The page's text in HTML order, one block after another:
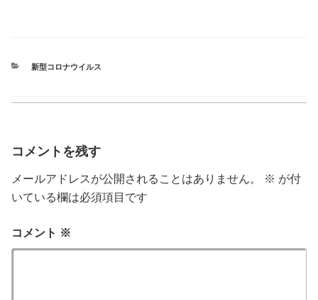
カ
リ
新型コロナウイルス
コメントを残す
メールアドレスが公開されることはありません。 ※ が付
いている欄は必須項目です
コメント ※